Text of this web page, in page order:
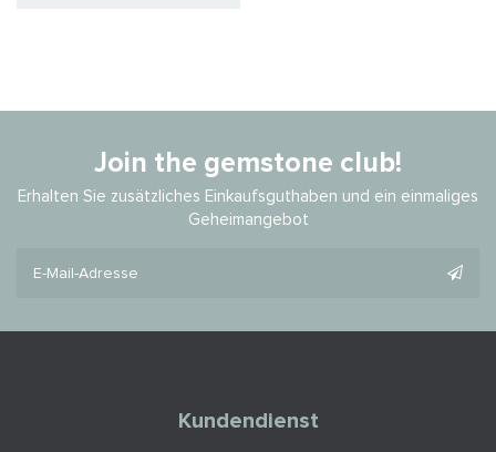
Join the gemstone club!
Erhalten Sie zusätzliches Einkaufsguthaben und ein einmaliges
Geheimangebot
Kundendienst